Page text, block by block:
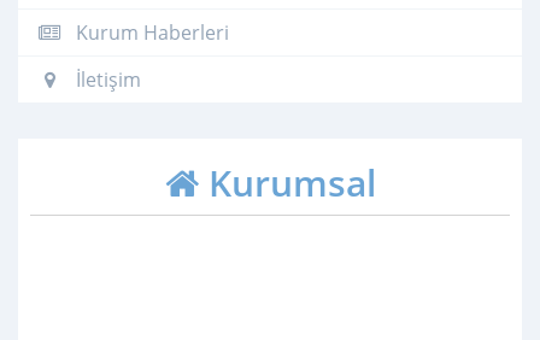
Kurum Haberleri
İletişim
Kurumsal